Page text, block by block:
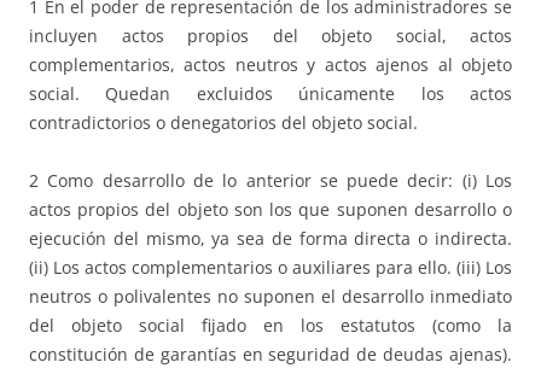
1 En el poder de representación de los administradores se
incluyen actos propios del objeto social, actos
complementarios, actos neutros y actos ajenos al objeto
social. Quedan excluidos únicamente los actos
contradictorios o denegatorios del objeto social.
2 Como desarrollo de lo anterior se puede decir: (i) Los
actos propios del objeto son los que suponen desarrollo o
ejecución del mismo, ya sea de forma directa o indirecta.
(ii) Los actos complementarios o auxiliares para ello. (iii) Los
neutros o polivalentes no suponen el desarrollo inmediato
del objeto social fijado en los estatutos (como la
constitución de garantías en seguridad de deudas ajenas).